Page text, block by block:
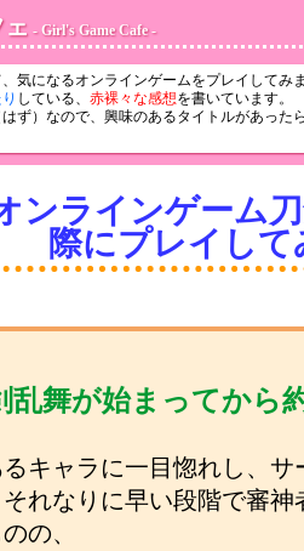
- Girl's Game Cafe -
気になるオンラインゲームをプレイしてみ
している、 赤裸々な感想を書いています。
ず）なので、興味のあるタイトルがあった
ンラインゲーム
際にプレイして
乱舞が始まってから
るキャラに一目惚れし、
れなりに早い段階で審
の、